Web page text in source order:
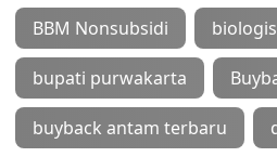
BBM Nonsubsidi biologis
bupati purwakarta
buyback antam terbaru